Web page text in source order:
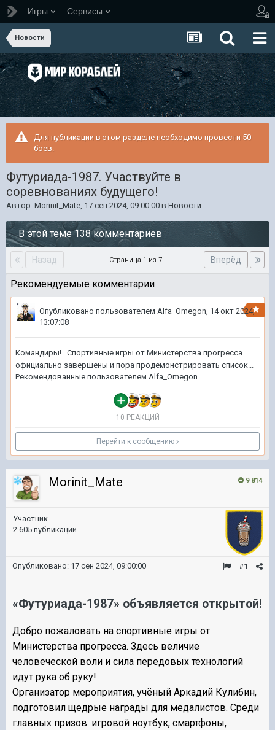
Игры Сервисы
Новости
Для публикации в этом разделе необходимо провести 50
боёв.
Футуриада-1987. Участвуйте в
соревнованиях будущего!
Автор: Morinit_Mate, 17 сен 2024, 09:00:00 в Новости
В этой теме 138 комментариев
Назад Вперёд
Страница 1 из 7
Рекомендуемые комментарии
Опубликовано пользователем Alfa_Omegon, 14 окт 2024,
13:07:08
Командиры! Спортивные игры от Министерства прогресса
официально завершены и пора продемонстрировать список...
Рекомендованные пользователем Alfa_Omegon
10 РЕАКЦИЙ
Перейти к сообщению
9 814
Morinit_Mate
Участник
2 605 публикаций
#1
Опубликовано: 17 сен 2024, 09:00:00
«Футуриада-1987» объявляется открытой!
Добро пожаловать на спортивные игры от
Министерства прогресса. Здесь величие
человеческой воли и сила передовых технологий
идут рука об руку!
Организатор мероприятия, учёный Аркадий Кулибин,
подготовил щедрые награды для медалистов. Среди
главных призов: игровой ноутбук, смартфоны,